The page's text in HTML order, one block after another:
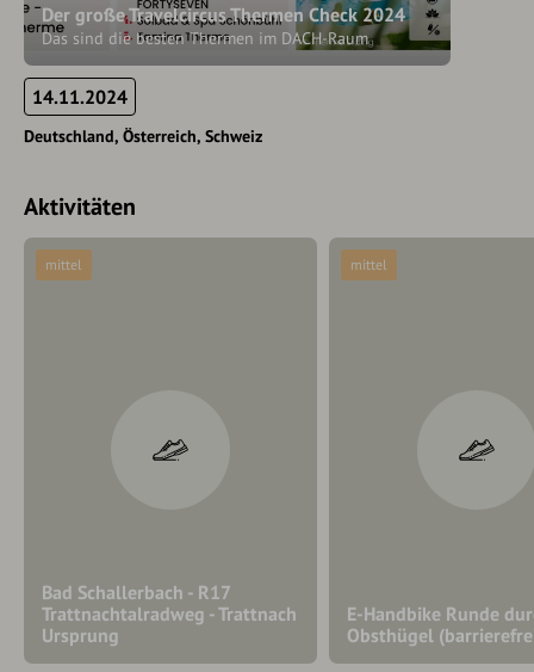
Der große Travelcircus Thermen Check 2024
Das sind die besten Thermen im DACH-Raum
14.11.2024
Deutschland Österreich Schweiz
Aktivitäten
Bad Schallerbach - R17
Trattnachtalradweg - Trattnach
Ursprung
mittel
E-Handbike Runde
Obsthügel
mittel